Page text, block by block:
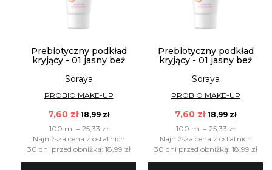
Prebiotyczny podkład
kryjący - 01 jasny beż
Soraya
PROBIO MAKE-UP
7,60 zł 18,99 zł
100 ml = 25,33 zł
Najniższa cena z ostatnich
30 dni przed obniżką: 18,99 zł
Prebiotyczny podkład
kryjący - 01 jasny beż
Soraya
PROBIO MAKE-UP
7,60 zł 18,99 zł
100 ml = 25,33 zł
Najniższa cena z ostatnich
30 dni przed obniżką: 18,99 zł